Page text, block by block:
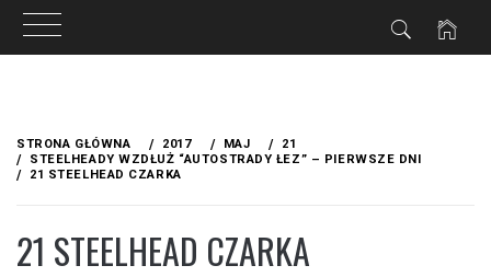
treści
STRONA GŁÓWNA 2017 MAJ
21
STEELHEADY WZDŁUŻ “AUTOSTRADY ŁEZ” – PIERWSZE DNI
21 STEELHEAD CZARKA
21 STEELHEAD CZARKA